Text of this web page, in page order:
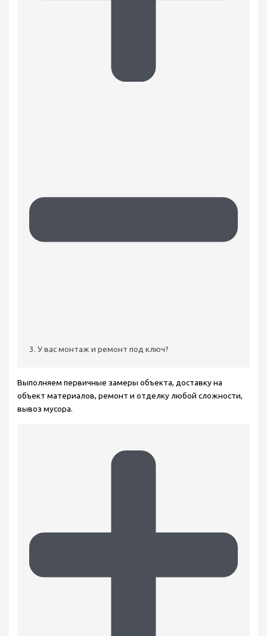
3. У вас монтаж и ремонт под ключ?
Выполняем первичные замеры объекта, доставку на
объект материалов, ремонт и отделку любой сложности,
вывоз мусора.